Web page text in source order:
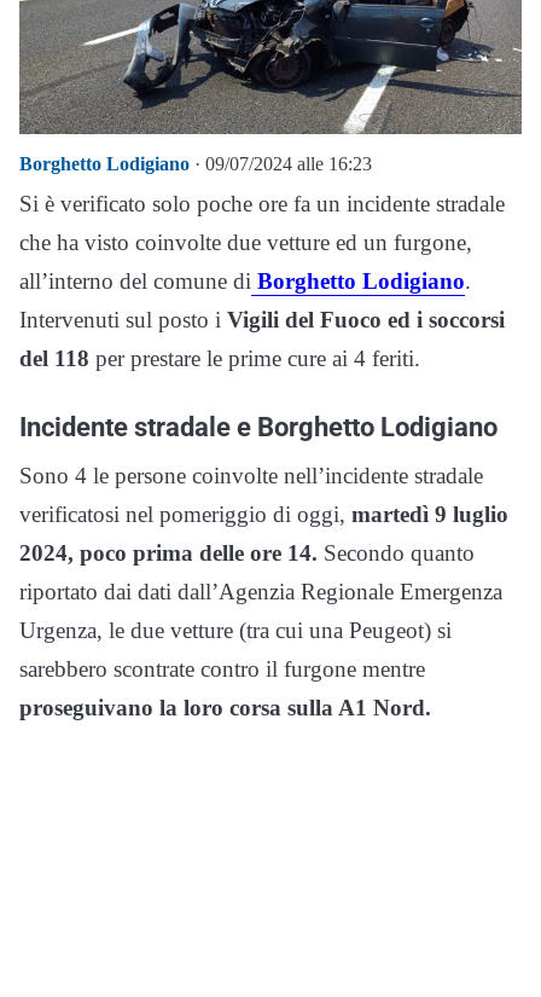
Borghetto Lodigiano · 09/07/2024 alle 16:23
Si è verificato solo poche ore fa un incidente stradale
che ha visto coinvolte due vetture ed un furgone,
all’interno del comune di Borghetto Lodigiano.
Intervenuti sul posto i Vigili del Fuoco ed i soccorsi
del 118 per prestare le prime cure ai 4 feriti.
Incidente stradale e Borghetto Lodigiano
Sono 4 le persone coinvolte nell’incidente stradale
verificatosi nel pomeriggio di oggi, martedì 9 luglio
2024, poco prima delle ore 14. Secondo quanto
riportato dai dati dall’Agenzia Regionale Emergenza
Urgenza, le due vetture (tra cui una Peugeot) si
sarebbero scontrate contro il furgone mentre
proseguivano la loro corsa sulla A1 Nord.